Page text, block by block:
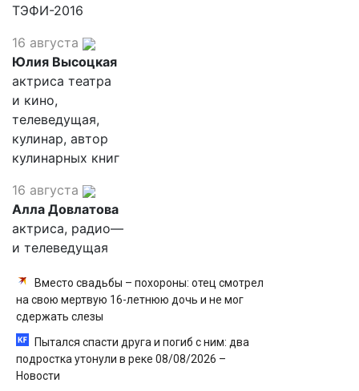
ТЭФИ-2016
16 августа
Юлия Высоцкая
актриса театра
и кино,
телеведущая,
кулинар, автор
кулинарных книг
16 августа
Алла Довлатова
актриса, радио—
и телеведущая
Вместо свадьбы – похороны: отец смотрел
на свою мертвую 16-летнюю дочь и не мог
сдержать слезы
Пытался спасти друга и погиб с ним: два
подростка утонули в реке 08/08/2026 –
Новости